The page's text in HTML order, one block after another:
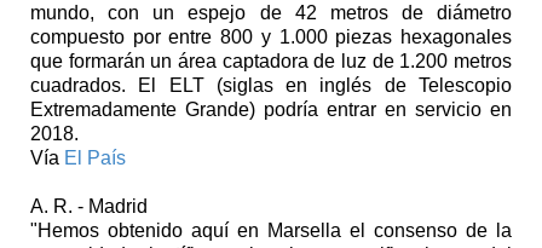
mundo, con un espejo de 42 metros de diámetro
compuesto por entre 800 y 1.000 piezas hexagonales
que formarán un área captadora de luz de 1.200 metros
cuadrados. El ELT (siglas en inglés de Telescopio
Extremadamente Grande) podría entrar en servicio en
2018.
Vía El País
A. R. - Madrid
"Hemos obtenido aquí en Marsella el consenso de la